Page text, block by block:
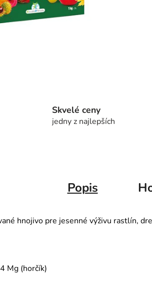
Skvelé ceny
jedny z najlepších
Popis
hnojivo pre jesenné výživu rastlín,
Mg (horčík)